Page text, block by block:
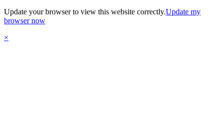
Update your browser to view this website correctly.Update my
browser now
×